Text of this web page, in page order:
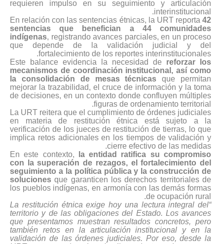
requieren impulso en su seguimiento y articulación
interinstitucional.
En relación con las sentencias étnicas, la URT reporta 42
sentencias que benefician a 44 comunidades
indígenas, registrando avances parciales, en un proceso
que depende de la validación judicial y del
fortalecimiento de los reportes interinstitucionales.
Este balance evidencia la necesidad de reforzar los
mecanismos de coordinación institucional, así como
la consolidación de mesas técnicas que permitan
mejorar la trazabilidad, el cruce de información y la toma
de decisiones, en un contexto donde confluyen múltiples
figuras de ordenamiento territorial.
La URT reitera que el cumplimiento de órdenes judiciales
en materia de restitución étnica está sujeto a la
verificación de los jueces de restitución de tierras, lo que
implica retos adicionales en los tiempos de validación y
cierre efectivo de las medidas.
En este contexto,
la entidad ratifica su compromiso
con la superación de rezagos, el fortalecimiento del
seguimiento a la política pública y la construcción de
soluciones que garanticen los derechos territoriales de
los pueblos indígenas, en armonía con las demás formas
de ocupación rural.
“La restitución étnica exige hoy una lectura integral del
territorio y de las obligaciones del Estado. Los avances
que presentamos muestran resultados concretos, pero
también retos en la articulación institucional y en la
validación de las órdenes judiciales. Por eso, desde la